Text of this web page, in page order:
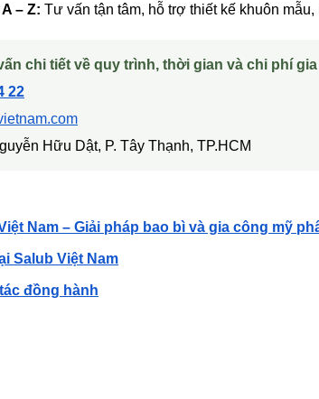
– Z: Tư vấn tận tâm, hỗ trợ thiết kế khuôn
chi tiết về quy trình, thời gian và chi phí
22
Hữu Dật, P. Tây Thạnh, TP.HCM
Nam – Giải pháp bao bì và gia công mỹ
Salub Việt Nam
đồng hành